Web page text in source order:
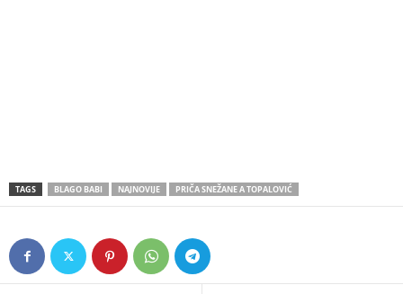
TAGS BLAGO BABI NAJNOVIJE PRIČA SNEŽANE A TOPALOVIĆ